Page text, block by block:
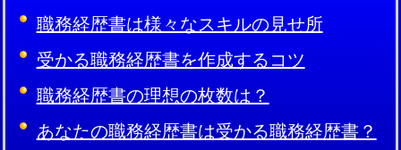
職務経歴書は様々なスキルの見せ所
受かる職務経歴書を作成するコツ
職務経歴書の理想の枚数は？
あなたの職務経歴書は受かる職務経歴書？